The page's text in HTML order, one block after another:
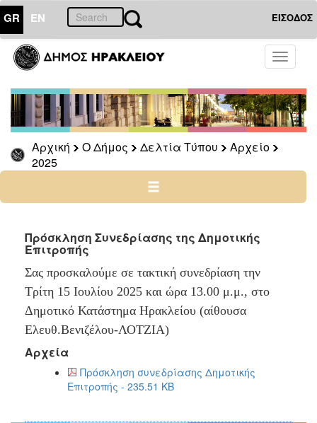
GR EN ΕΙΣΟΔΟΣ
Toggle
Αρχική Ο Δήμος Δελτία Τύπου
Αρχείο
2025
ΔΗΜΟΣ
Δελτία
Τύπου
Αρχείο
2026
2025
2022
2021
2020
2019
2018
2016
2015
Πρόσκληση Συνεδρίασης της Δημοτικής
Επιτροπής
Σας προσκαλούμε σε τακτική συνεδρίαση την
Τρίτη 15 Ιουλίου 2025 και ώρα 13.00 μ.μ., στο
Δημοτικό Κατάστημα Ηρακλείου (αίθουσα
Ελευθ.Βενιζέλου-ΛΟΤΖΙΑ)
Αρχεία
Πρόσκληση συνεδρίασης Δημοτικής
Επιτροπής - 235.51 KB